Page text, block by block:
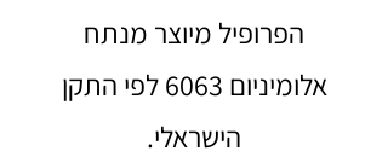
הפרופיל מיוצר מנתח
אלומיניום 6063 לפי התקן
הישראלי.